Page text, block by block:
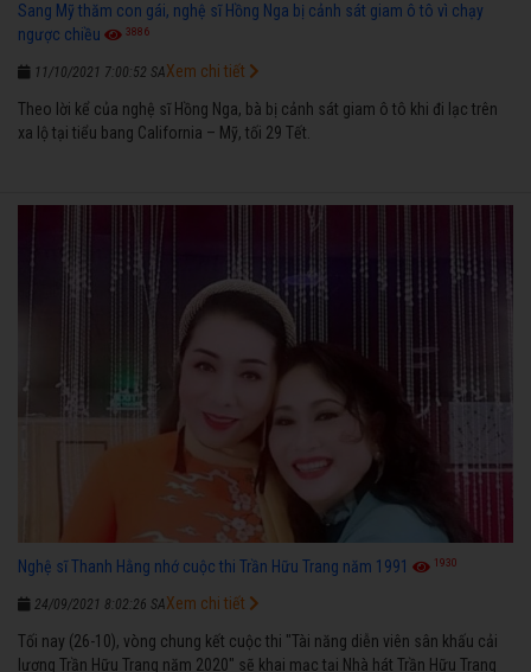
Sang Mỹ thăm con gái, nghệ sĩ Hồng Nga bị cảnh sát giam ô tô vì chạy
ngược chiều
3886
11/10/2021 7:00:52 SA
Theo lời kể của nghệ sĩ Hồng Nga, bà bị cảnh sát giam ô tô khi đi lạc trên
xa lộ tại tiểu bang California – Mỹ, tối 29 Tết.
Xem chi tiết
Nghệ sĩ Thanh Hằng nhớ cuộc thi Trần Hữu Trang năm 1991 1930
24/09/2021 8:02:26 SA
Tối nay (26-10), vòng chung kết cuộc thi "Tài năng diễn viên sân khấu cải
lương Trần Hữu Trang năm 2020" sẽ khai mạc tại Nhà hát Trần Hữu Trang
Xem chi tiết